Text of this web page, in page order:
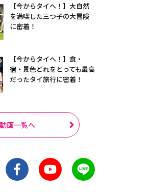
【今からタイへ！】大自然
を満喫した三つ子の大冒険
に密着！
【今からタイへ！】食・
宿・景色どれをとっても最高
だったタイ旅行に密着！
動画一覧へ